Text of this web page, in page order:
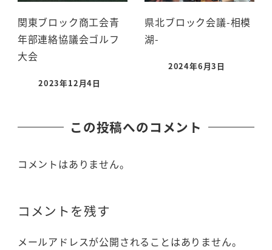
関東ブロック商工会青
年部連絡協議会ゴルフ
大会
2023年12月4日
県北ブロック会議-相模
湖-
2024年6月3日
この投稿へのコメント
コメントはありません。
コメントを残す
メールアドレスが公開されることはありません。